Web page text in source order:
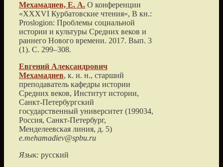
Мехамадиев, Е. А. О конференции
«XXXVI Курбатовские чтения», В кн.:
Proslogion: Проблемы социальной
истории и культуры Средних веков и
раннего Нового времени. 2017. Вып. 3
(1). С. 299–308.
Евгений Александрович
Мехамадиев, к. и. н., старший
преподаватель кафедры истории
Средних веков, Институт истории,
Санкт-Петербургский
государственный университет (199034,
Россия, Санкт-Петербург,
Менделеевская линия, д. 5)
e.mehamadiev@spbu.ru
Язык: русский